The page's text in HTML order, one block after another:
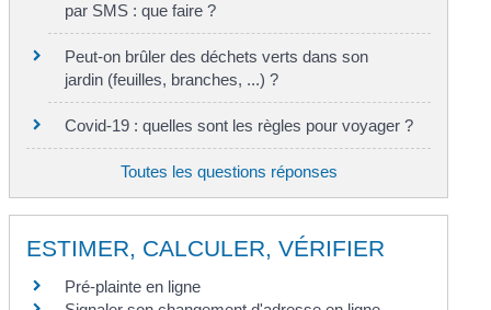
par SMS : que faire ?
Peut-on brûler des déchets verts dans son
jardin (feuilles, branches, ...) ?
Covid-19 : quelles sont les règles pour voyager ?
Toutes les questions réponses
ESTIMER, CALCULER, VÉRIFIER
Pré-plainte en ligne